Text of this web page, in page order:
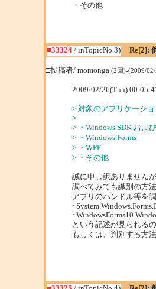
・その他
■33324/ inTopicNo.3)
Re[2]:
□投稿者/ momonga (2回)-(2009/
2009/02/26(Thu)
> 対象のアプリケーシ
>
> ・Windows SDK およ
> ・Windows.Forms
> ・WPF
> ・その他
誠に申し訳ありません
調べてみても識別の方
アプリのハンドル等を
･
･
という記述が見られる
もしくは、判別する方